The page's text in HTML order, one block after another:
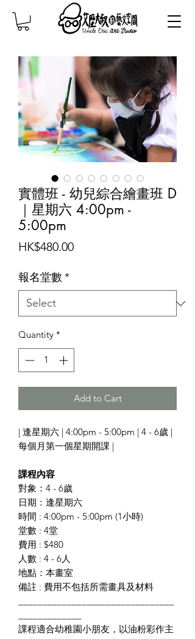
實體班 - 幼兒綜合繪畫班 D
｜星期六 4:00pm -
5:00pm
HK$480.00Price
報名堂數 *
Quantity *
Add to Cart
| 逢星期六 | 4:00pm - 5:00pm | 4 - 6歲 |
每個月第一個星期開課 |
課程內容
對象：4 - 6歲
日期：逢星期六
時間 : 4:00pm - 5:00pm (1小時)
堂數 : 4堂
費用 : $480
人數 : 4 - 6人
地點：本畫室
備註 : 費用不包括所需畫具及材料
課程適合幼稚園小朋友，以油粉彩作主